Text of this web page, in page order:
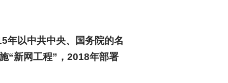
年以中共中央、国务院的名
“新网工程”，2018年部署